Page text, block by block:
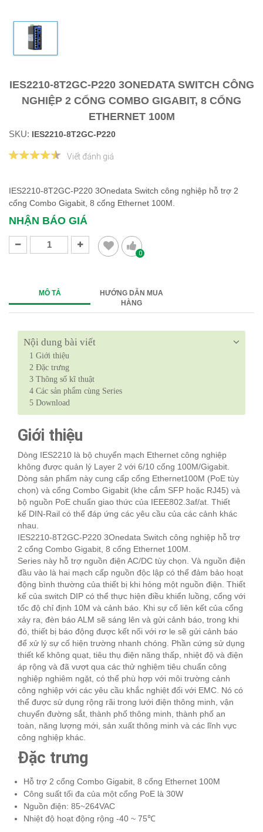
IES2210-8T2GC-P220 3ONEDATA SWITCH CÔNG
NGHIỆP 2 CỔNG COMBO GIGABIT, 8 CỔNG
ETHERNET 100M
SKU: IES2210-8T2GC-P220
Viết đánh giá
IES2210-8T2GC-P220 3Onedata Switch công nghiệp hỗ trợ 2
cổng Combo Gigabit, 8 cổng Ethernet 100M.
NHẬN BÁO GIÁ
0
MÔ TẢ
HƯỚNG DẪN MUA
HÀNG
Nội dung bài viết
1 Giới thiệu
2 Đặc trưng
3 Thông số kĩ thuật
4 Các sản phẩm cùng Series
5 Download
Giới thiệu
Dòng IES2210 là bộ chuyển mạch Ethernet công nghiệp
không được quản lý Layer 2 với 6/10 cổng 100M/Gigabit.
Dòng sản phẩm này cung cấp cổng Ethernet100M (PoE tùy
chọn) và cổng Combo Gigabit (khe cắm SFP hoặc RJ45) và
bộ nguồn PoE chuẩn giao thức của IEEE802.3af/at. Thiết
kế DIN-Rail có thể đáp ứng các yêu cầu của các cảnh khác
nhau.
IES2210-8T2GC-P220 3Onedata Switch công nghiệp hỗ trợ
2 cổng Combo Gigabit, 8 cổng Ethernet 100M.
Series này hỗ trợ nguồn điện AC/DC tùy chọn. Và nguồn điện
đầu vào là hai mạch cấp nguồn độc lập có thể đảm bảo hoạt
động bình thường của thiết bị khi hỏng một nguồn điện. Thiết
kế của switch DIP có thể thực hiện điều khiển luồng, cổng với
tốc độ chỉ định 10M và cảnh báo. Khi sự cố liên kết của cổng
xảy ra, đèn báo ALM sẽ sáng lên và gửi cảnh báo, trong khi
đó, thiết bị báo động được kết nối với rơ le sẽ gửi cảnh báo
để xử lý sự cố hiện trường nhanh chóng. Phần cứng sử dụng
thiết kế không quạt, tiêu thụ điện năng thấp, nhiệt độ và điện
áp rộng và đã vượt qua các thử nghiệm tiêu chuẩn công
nghiệp nghiêm ngặt, có thể phù hợp với môi trường cảnh
công nghiệp với các yêu cầu khắc nghiệt đối với EMC. Nó có
thể được sử dụng rộng rãi trong lưới điện thông minh, vận
chuyển đường sắt, thành phố thông minh, thành phố an
toàn, năng lượng mới, sản xuất thông minh và các lĩnh vực
công nghiệp khác.
Đặc trưng
Hỗ trợ 2 cổng Combo Gigabit, 8 cổng Ethernet 100M
Công suất tối đa của một cổng PoE là 30W
Nguồn điện: 85~264VAC
Nhiệt độ hoạt động rộng -40 ~ 75℃